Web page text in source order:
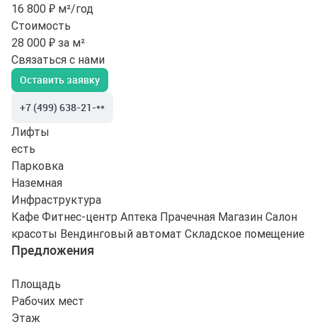
16 800 ₽ м²/год
Стоимость
28 000 ₽ за м²
Связаться с нами
Оставить заявку
+7 (499) 638-21-**
Лифты
есть
Парковка
Наземная
Инфраструктура
Кафе Фитнес-центр Аптека Прачечная Магазин Салон
красоты Вендинговый автомат Складское помещение
Предложения
Площадь
Рабочих мест
Этаж